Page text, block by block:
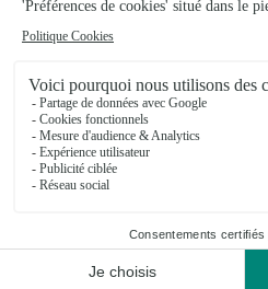
Votre fleuriste artisan à
Begonia et Tralala
avec Interflora, réseau de